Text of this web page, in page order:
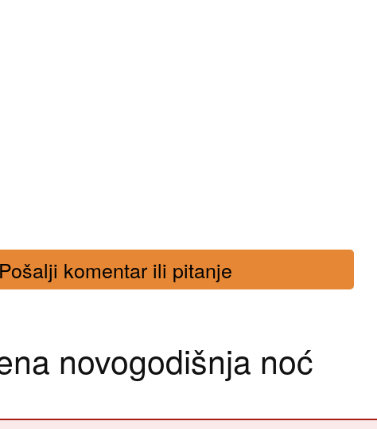
Pošalji komentar ili pitanje
novogodišnja noć